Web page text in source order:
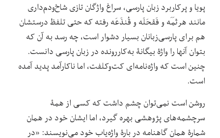
پویا و پرکاربرد زبان پارسی، سراغ واژگان تازی شاخ‌ودم‌داری
مانند هرثَمَه و فَقحَلَه و قُنذَعَه رفته که حتی تلفظ درستشان
هم برای پارسی‌زبانان بسیار دشوار است، چه رسد به آن که
بتوان آنها را واژۀ بیگانۀ به‌کاررونده در زبان پارسی دانست.
چنین است که واژه‌نامه‌ای کت‌وکلفت، اما ناکارآمد پدید آمده
است.
روشن است نمی‌توان چشم داشت که کسی از همۀ
سرچشمه‌های پژوهشی بهره گیرد، اما ایشان خود در همان
شمارۀ همان گاهنامه در بارۀ واژه‌یاب خود می‌نویسند: «در